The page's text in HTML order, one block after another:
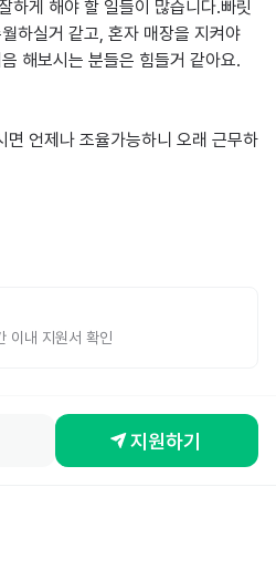
하게 해야 할 일들이 많습니다.빠릿
하실거 같고, 혼자 매장을 지켜야
해보시는 분들은 힘들거 같아요.
면 언제나 조율가능하니 오래 근무하
이내 지원서 확인
지원하기